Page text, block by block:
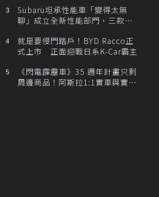
Subaru坦承性能車「變得太無
聊」成立全新性能部門，三款手
就是要侵門踏戶！BYD Racco正
式上市 正面迎戰日系K-Car霸主
《閃電霹靂車》35 週年計畫只剩
周邊商品！阿斯拉1:1實車與實體